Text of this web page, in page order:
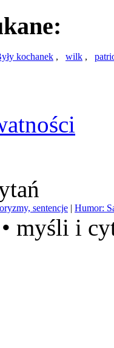
kochanek , wilk ,
sentencje | Humor:
myśli i